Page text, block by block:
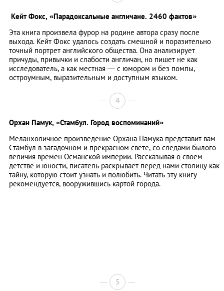
Кейт Фокс, «Парадоксальные англичане. 2460 фактов»
Эта книга произвела фурор на родине автора сразу после
выхода. Кейт Фокс удалось создать смешной и поразительно
точный портрет английского общества. Она анализирует
причуды, привычки и слабости англичан, но пишет не как
исследователь, а как местная — с юмором и без помпы,
остроумным, выразительным и доступным языком.
4
Орхан Памук, «Стамбул. Город воспоминаний»
Меланхоличное произведение Орхана Памука представит вам
Стамбул в загадочном и прекрасном свете, со следами былого
величия времен Османской империи. Рассказывая о своем
детстве и юности, писатель раскрывает перед нами столицу как
тайну, которую стоит узнать и полюбить. Читать эту книгу
рекомендуется, вооружившись картой города.
5